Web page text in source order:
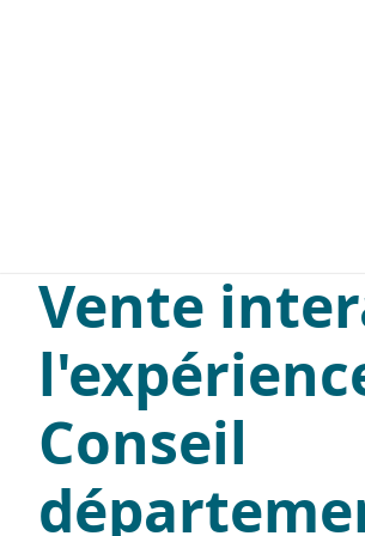
Vente
Conseil